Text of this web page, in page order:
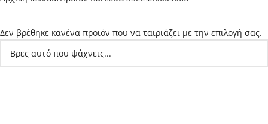
Δεν βρέθηκε κανένα προϊόν που να ταιριάζει με την επιλογή σας.